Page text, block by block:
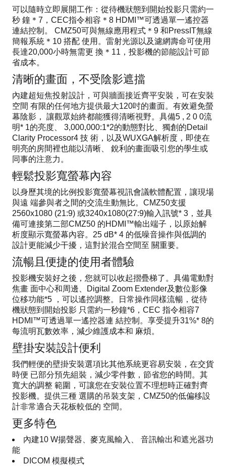
可以隨時立即展開工作：從待機狀態到開始投影只需約一
秒 鐘＊7，CEC指令相容＊8 HDMI™可透過單一遙控器
連結控制。 CMZ50可與無線應用程式＊9 和PressIT無線
簡報系統＊10 搭配 使用。雷射光源以及濾網壽命可使用
長達20,000小時無需更 換＊11，投影機的節能設計可節
省成本。
清晰的畫面，不受陰影遮擋
內建超短焦投射設計，可與牆面接近齊平安裝，可在安裝
空間 有限的任何地方提供最大120吋的畫面。有效避免螢
幕陰影， 讓觀眾始終都能獲得清晰視野。具備5 , 2 0 0流
明* 1的亮度、 3,000,000:1*2的動態對比、獨創的Detail
Clarity Processor4 技 術，以及WUXGA解析度，即使在
明亮的房間裡也能以清晰、 銳利的畫面吸引您的學生或
同事的注意力。
輕鬆投影寬螢幕內容
以身歷其境的比例投影寬螢幕視訊會議軟體配置，讓現場
與遠 端參與者之間的交流生動無比。CMZ50支援
2560x1080 (21:9) 或3240x1080(27:9)輸入訊號* 3，並具
備可連接第二部CMZ50 的HDMI™輸出端子，以原始解
析度顯示寬螢幕內容。25 dB* 4 的低噪音操作與低調的
設計更能減少干擾，這對於混合空間至 關重要。
流暢且便捷的使用者體驗
投影機安裝好之後，您就可以收起摺疊梯了。具備電動對
焦畫 面中心和周邊、Digital Zoom Extender及數位影像
位移功能*5 ，可以遙控調整。日常操作同樣流暢，從待
機狀態到開始投影 只需約一秒鐘*6，CEC 指令相容7
HDMI™可透過單一遙控器連 結控制。享受提升31%* 8的
每流明瓦數效率，減少維護成本和 麻煩。
壁掛安裝設計便利
我們輕便的壁掛安裝選項比其他系統更容易安裝，在交貨
時便 已部分預先組裝，減少零件數，節省您的時間。其
寬大的調整 範圍，可讓您在安裝位置不理想時正確對齊
投影機。提供三種 選購的吊裝支架，CMZ50的低偏移設
計非常適合天花板較低的 空間。
更多特色
內建10 W揚聲器、麥克風輸入、 音訊輸出和遮光器功
能
DICOM 模擬模式